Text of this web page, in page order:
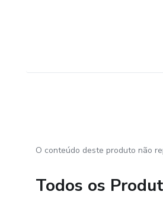
O conteúdo deste produto não
Todos os